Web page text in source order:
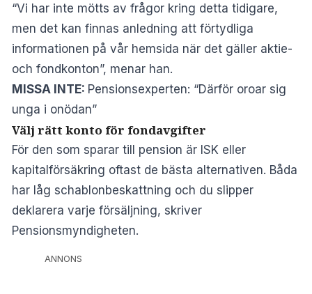
“Vi har inte mötts av frågor kring detta tidigare,
men det kan finnas anledning att förtydliga
informationen på vår hemsida när det gäller aktie-
och fondkonton”, menar han.
MISSA INTE: Pensionsexperten: “Därför oroar sig
unga i onödan”
Välj rätt konto för fondavgifter
För den som sparar till pension är ISK eller
kapitalförsäkring oftast de bästa alternativen. Båda
har låg schablonbeskattning och du slipper
deklarera varje försäljning, skriver
Pensionsmyndigheten.
ANNONS